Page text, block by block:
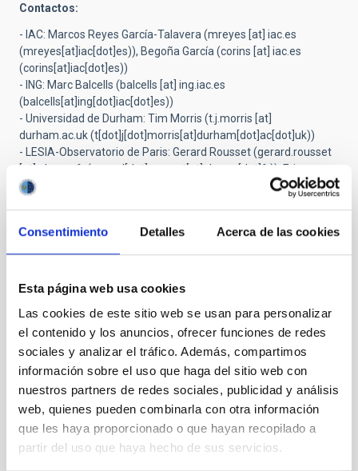
Consentimiento Detalles Acerca de las cookies
Esta página web usa cookies
Las cookies de este sitio web se usan para personalizar
el contenido y los anuncios, ofrecer funciones de redes
sociales y analizar el tráfico. Además, compartimos
información sobre el uso que haga del sitio web con
nuestros partners de redes sociales, publicidad y análisis
web, quienes pueden combinarla con otra información
que les haya proporcionado o que hayan recopilado a
partir del uso que haya hecho de sus servicios.
Contactos:
- IAC: Marcos Reyes García-Talavera (mreyes [at] iac.es
(mreyes[at]iac[dot]es)), Begoña García (corins [at] iac.es
(corins[at]iac[dot]es))
- ING: Marc Balcells (balcells [at] ing.iac.es
(balcells[at]ing[dot]iac[dot]es))
- Universidad de Durham: Tim Morris (t.j.morris [at]
durham.ac.uk(t[dot]j[dot]morris[at]durham[dot]ac[dot]uk))
- LESIA-Observatorio de Paris: Gerard Rousset (gerard.rousset
[at]
obspm.fr (gerard[dot]rousset[at]obspm[dot]fr)), Eric
Gendron (
(mauro.centrone[at]
oa-roma.inaf.it
(mauro[dot]centrone[at]oa-roma[dot]inaf[dot]it))
(dbonacci[at]eso[dot]org))
TIPO DE NOTICIA
NOTA DE PRENSA